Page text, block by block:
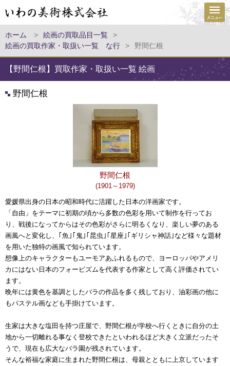
ホーム > 絵画の買取品目一覧
>
絵画の買取作家・取扱い一覧 な行
> 野間仁根
【野間仁根】買取作家・取扱い一覧 絵画
野間仁根
野間仁根
(1901～1979)
愛媛県出身の日本の昭和時代に活躍した日本の洋画家です。
「自由」をテーマに初期の頃から多数の色彩を用いて制作を行ってお
り、戦後になってからはその色彩がさらに明るくなり、楽しい夢のある
画風へと変化し、｢魚｣｢鬼｣｢昆虫｣｢星座｣｢ギリシャ神話｣など様々な題材
を用いた独特の画風で知られています。
想像上のキャラクターもユーモアあふれるもので、ヨーロッパやアメリ
カにはない日本のフォービズムを代表する作家として高く評価されてい
ます。
晩年には黄色を基調としたバラの作品を多く残しており、油彩画の他に
もパステル画なども手掛けています。
生家は大きな塩田を持つ庄屋で、野間仁根が学校へ行くときに自分の土
地から一切離れる事なく登校できたといわれるほど大きく立派だったそ
うで、現在も広大なバラ園が残されています。
そんな裕福な家庭に生まれた野間仁根は、母親とともに上京しています